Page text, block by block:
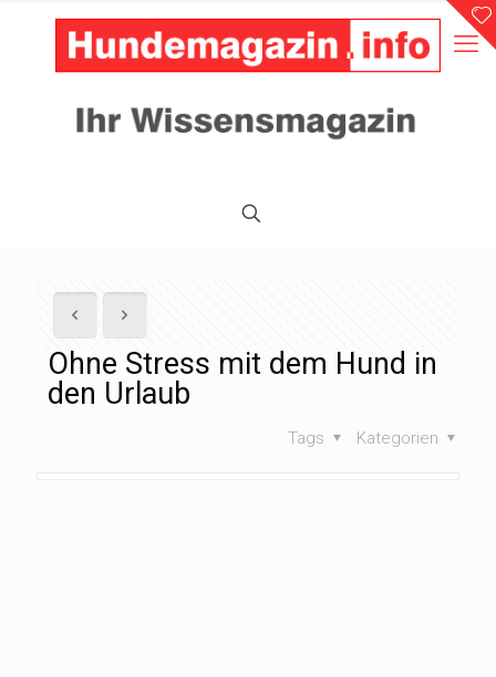
Ohne Stress mit dem Hund in
den Urlaub
Kategorien
Tags